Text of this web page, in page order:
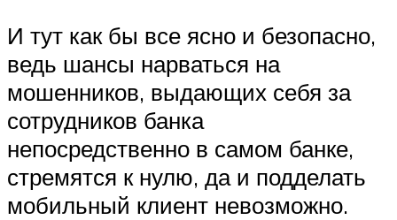
И тут как бы все ясно и безопасно,
ведь шансы нарваться на
мошенников, выдающих себя за
сотрудников банка
непосредственно в самом банке,
стремятся к нулю, да и подделать
мобильный клиент невозможно.